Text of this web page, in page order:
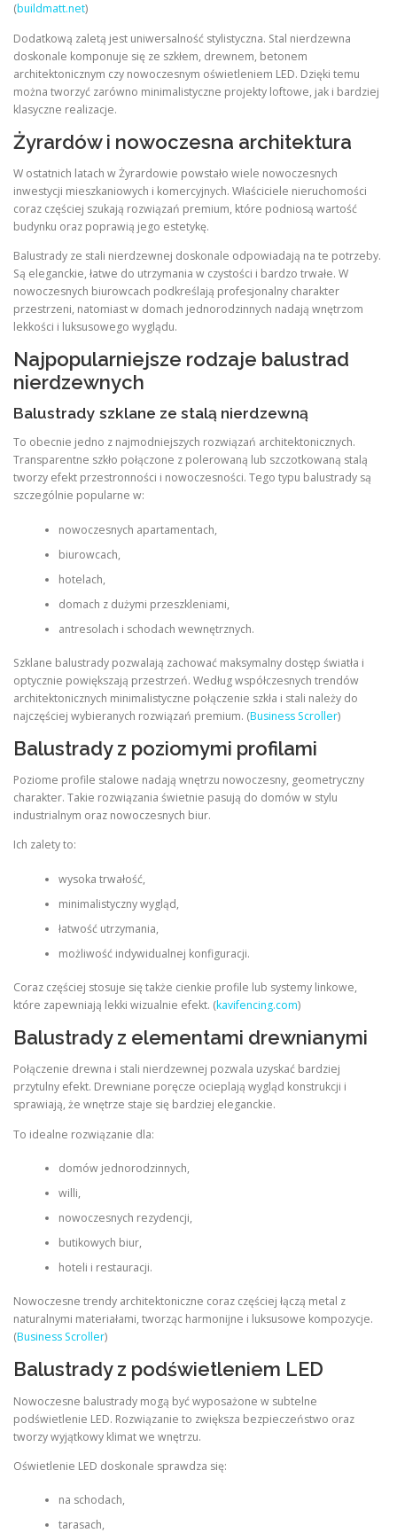
(buildmatt.net)
Dodatkową zaletą jest uniwersalność stylistyczna. Stal nierdzewna
doskonale komponuje się ze szkłem, drewnem, betonem
architektonicznym czy nowoczesnym oświetleniem LED. Dzięki temu
można tworzyć zarówno minimalistyczne projekty loftowe, jak i bardziej
klasyczne realizacje.
Żyrardów i nowoczesna architektura
W ostatnich latach w Żyrardowie powstało wiele nowoczesnych
inwestycji mieszkaniowych i komercyjnych. Właściciele nieruchomości
coraz częściej szukają rozwiązań premium, które podniosą wartość
budynku oraz poprawią jego estetykę.
Balustrady ze stali nierdzewnej doskonale odpowiadają na te potrzeby.
Są eleganckie, łatwe do utrzymania w czystości i bardzo trwałe. W
nowoczesnych biurowcach podkreślają profesjonalny charakter
przestrzeni, natomiast w domach jednorodzinnych nadają wnętrzom
lekkości i luksusowego wyglądu.
Najpopularniejsze rodzaje balustrad
nierdzewnych
Balustrady szklane ze stalą nierdzewną
To obecnie jedno z najmodniejszych rozwiązań architektonicznych.
Transparentne szkło połączone z polerowaną lub szczotkowaną stalą
tworzy efekt przestronności i nowoczesności. Tego typu balustrady są
szczególnie popularne w:
nowoczesnych apartamentach,
biurowcach,
hotelach,
domach z dużymi przeszkleniami,
antresolach i schodach wewnętrznych.
Szklane balustrady pozwalają zachować maksymalny dostęp światła i
optycznie powiększają przestrzeń. Według współczesnych trendów
architektonicznych minimalistyczne połączenie szkła i stali należy do
najczęściej wybieranych rozwiązań premium. (Business Scroller)
Balustrady z poziomymi profilami
Poziome profile stalowe nadają wnętrzu nowoczesny, geometryczny
charakter. Takie rozwiązania świetnie pasują do domów w stylu
industrialnym oraz nowoczesnych biur.
Ich zalety to:
wysoka trwałość,
minimalistyczny wygląd,
łatwość utrzymania,
możliwość indywidualnej konfiguracji.
Coraz częściej stosuje się także cienkie profile lub systemy linkowe,
które zapewniają lekki wizualnie efekt. (kavifencing.com)
Balustrady z elementami drewnianymi
Połączenie drewna i stali nierdzewnej pozwala uzyskać bardziej
przytulny efekt. Drewniane poręcze ocieplają wygląd konstrukcji i
sprawiają, że wnętrze staje się bardziej eleganckie.
To idealne rozwiązanie dla:
domów jednorodzinnych,
willi,
nowoczesnych rezydencji,
butikowych biur,
hoteli i restauracji.
Nowoczesne trendy architektoniczne coraz częściej łączą metal z
naturalnymi materiałami, tworząc harmonijne i luksusowe kompozycje.
(Business Scroller)
Balustrady z podświetleniem LED
Nowoczesne balustrady mogą być wyposażone w subtelne
podświetlenie LED. Rozwiązanie to zwiększa bezpieczeństwo oraz
tworzy wyjątkowy klimat we wnętrzu.
Oświetlenie LED doskonale sprawdza się:
na schodach,
tarasach,